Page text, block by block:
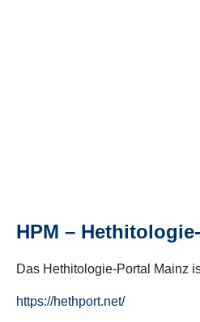
HPM –
Das Hethitologie-Portal Mainz
https://hethport.net/